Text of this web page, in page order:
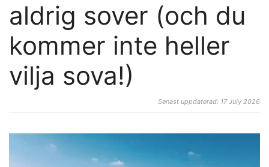
aldrig sover (och du
kommer inte heller
vilja sova!)
Senast uppdaterad: 17 July 2026